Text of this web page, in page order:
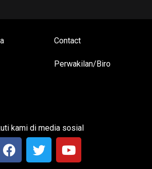
Contact
Perwakilan/Biro
kami di media sosial